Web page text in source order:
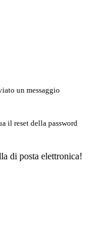
un messaggio
il reset della password
di posta elettronica!